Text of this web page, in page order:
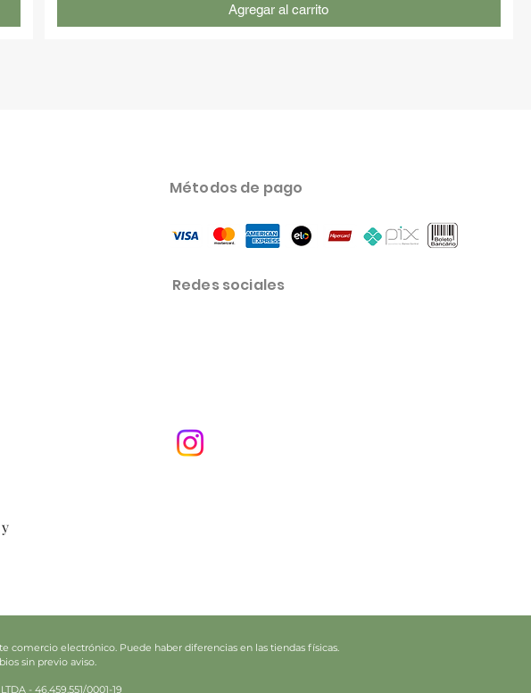
Agregar al carrito
Métodos de pago
Redes sociales
comercio electrónico. Puede haber diferencias en las tiendas físicas.
sin previo aviso.
- 46.459.551/0001-19